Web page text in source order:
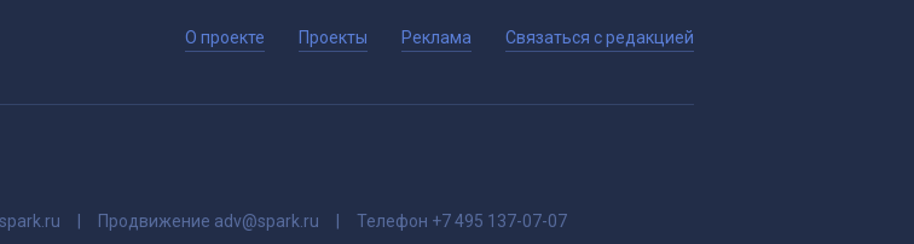
О проекте Проекты Реклама Связаться с редакцией
Продвижение adv@spark.ru Телефон +7 495 137-07-07